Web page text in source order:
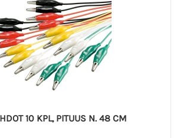
10 KPL, PITUUS N. 48 CM